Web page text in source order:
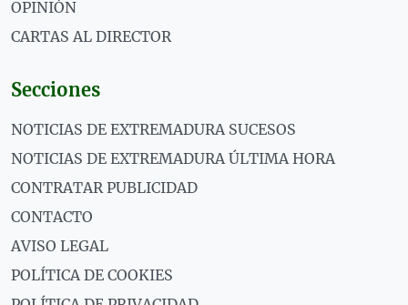
OPINIÓN
CARTAS AL DIRECTOR
Secciones
NOTICIAS DE EXTREMADURA SUCESOS
NOTICIAS DE EXTREMADURA ÚLTIMA HORA
CONTRATAR PUBLICIDAD
CONTACTO
AVISO LEGAL
POLÍTICA DE COOKIES